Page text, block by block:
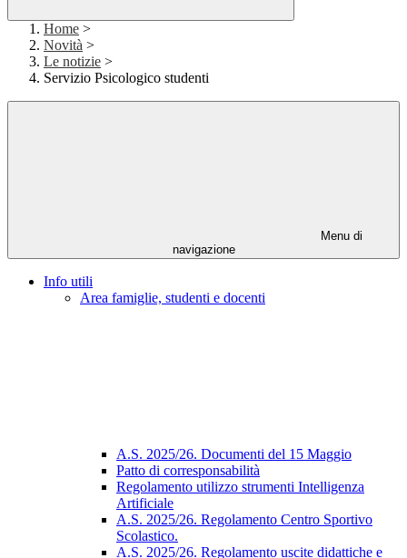
Home >
Novità >
Le notizie >
Servizio Psicologico studenti
Menu di
navigazione
Info utili
Area famiglie, studenti e docenti
A.S. 2025/26. Documenti del 15 Maggio
Patto di corresponsabilità
Regolamento utilizzo strumenti Intelligenza
Artificiale
A.S. 2025/26. Regolamento Centro Sportivo
Scolastico.
A.S. 2025/26. Regolamento uscite didattiche e